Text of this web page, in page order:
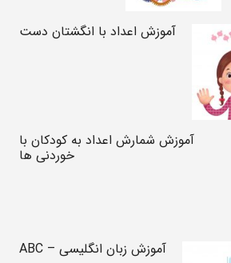
آموزش اعداد با انگشتان دست
آموزش شمارش اعداد به کودکان با
خوردنی ها
آموزش زبان انگلیسی – ABC